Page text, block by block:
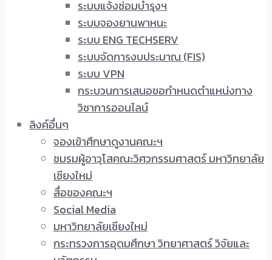
ระบบแจ้งซ่อมบำรุงฯ
ระบบจองยานพาหนะ
ระบบ ENG TECHSERV
ระบบจัดการงบประมาณ (FIS)
ระบบ VPN
กระบวนการเสนอขอกำหนดตำแหน่งทาง
วิชาการออนไลน์
ลิงค์อื่นๆ
จองเข้าศึกษาดูงานคณะฯ
ชมรมผู้อาวุโสคณะวิศวกรรมศาสตร์ มหาวิทยาลัย
เชียงใหม่
สื่อของคณะฯ
Social Media
มหาวิทยาลัยเชียงใหม่
กระทรวงการอุดมศึกษา วิทยาศาสตร์ วิจัยและ